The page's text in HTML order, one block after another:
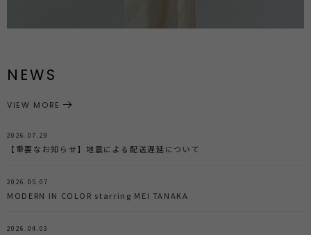
NEWS
2026.07.29
【重要なお知らせ】地震による配送遅延について
2026.05.07
MODERN IN COLOR starring MEI TANAKA
2026.04.03
VIEW MORE